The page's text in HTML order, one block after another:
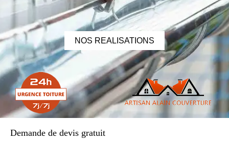
NOS REALISATIONS
Demande de devis gratuit